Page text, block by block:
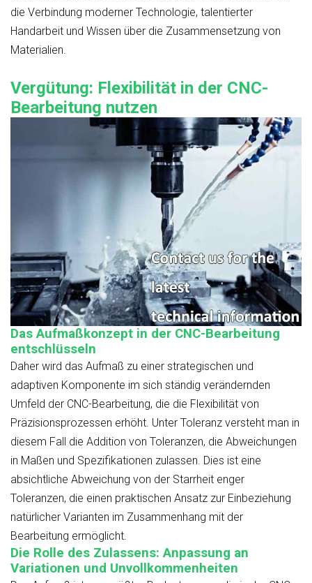
die Verbindung moderner Technologie, talentierter
Handarbeit und Wissen über die Zusammensetzung von
Materialien.
Vergütung: Flexibilität in der CNC-
Bearbeitung nutzen
Das Aufmaßkonzept in der CNC-Bearbeitung
entschlüsseln
Daher wird das Aufmaß zu einer strategischen und
adaptiven Komponente im sich ständig verändernden
Umfeld der CNC-Bearbeitung, die die Flexibilität von
Präzisionsprozessen erhöht. Unter Toleranz versteht man in
diesem Fall die Addition von Toleranzen, die Abweichungen
in Maßen und Spezifikationen zulassen. Dies ist eine
absichtliche Abweichung von der Starrheit enger
Toleranzen, die einen praktischen Ansatz zur Einbeziehung
natürlicher Varianten im Zusammenhang mit der
Bearbeitung ermöglicht.
Die Rolle des Zulassens: Anpassung an
Variationen und Unvollkommenheiten